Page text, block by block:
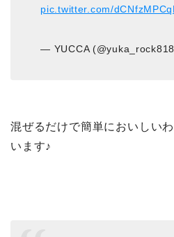
pic.twitter.com/
— YUCCA
混ぜるだけで簡単においしい
います♪